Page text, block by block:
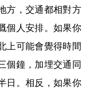
，交通都相對方
個人安排。如果你
上可能會覺得時間
個鐘，加埋交通同
日。相反，如果你